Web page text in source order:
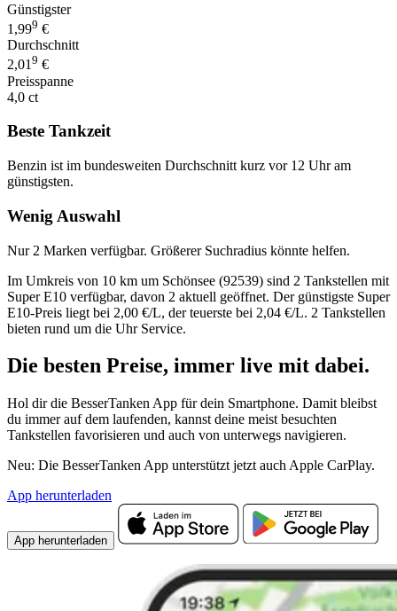
Günstigster
1,999 €
Durchschnitt
2,019 €
Preisspanne
4,0 ct
Beste Tankzeit
Benzin ist im bundesweiten Durchschnitt kurz vor 12 Uhr am
günstigsten.
Wenig Auswahl
Nur 2 Marken verfügbar. Größerer Suchradius könnte helfen.
Im Umkreis von 10 km um Schönsee (92539) sind 2 Tankstellen mit
Super E10 verfügbar, davon 2 aktuell geöffnet. Der günstigste Super
E10-Preis liegt bei 2,00 €/L, der teuerste bei 2,04 €/L. 2 Tankstellen
bieten rund um die Uhr Service.
Die besten Preise, immer live mit dabei.
Hol dir die BesserTanken App für dein Smartphone. Damit bleibst
du immer auf dem laufenden, kannst deine meist besuchten
Tankstellen favorisieren und auch von unterwegs navigieren.
Neu: Die BesserTanken App unterstützt jetzt auch Apple CarPlay.
App herunterladen
App herunterladen